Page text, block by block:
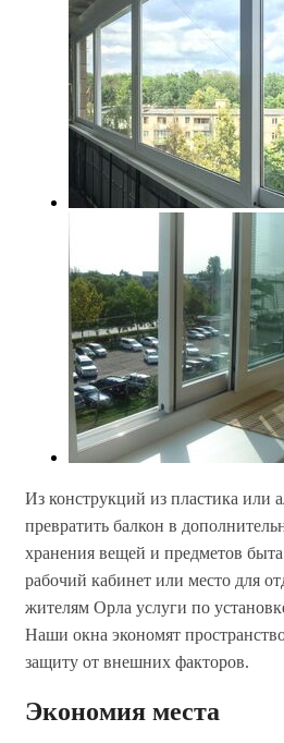
Из конструкций из пластика
превратить балкон в
хранения вещей и предметов
рабочий кабинет или место для
жителям Орла услуги по
Наши окна экономят
защиту от внешних факторов.
Экономия места